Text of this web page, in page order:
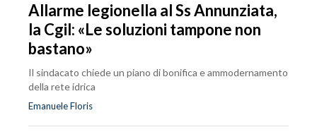
Allarme legionella al Ss Annunziata,
la Cgil: «Le soluzioni tampone non
bastano»
Il sindacato chiede un piano di bonifica e ammodernamento
della rete idrica
Emanuele Floris